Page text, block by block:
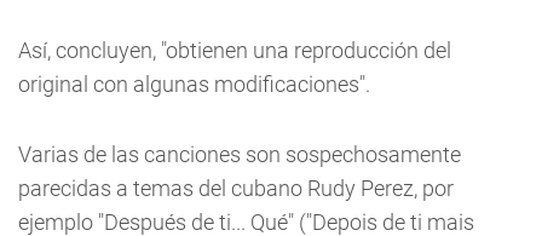
Así, concluyen, "obtienen una reproducción del
original con algunas modificaciones".
Varias de las canciones son sospechosamente
parecidas a temas del cubano Rudy Perez, por
ejemplo "Después de ti... Qué" ("Depois de ti mais